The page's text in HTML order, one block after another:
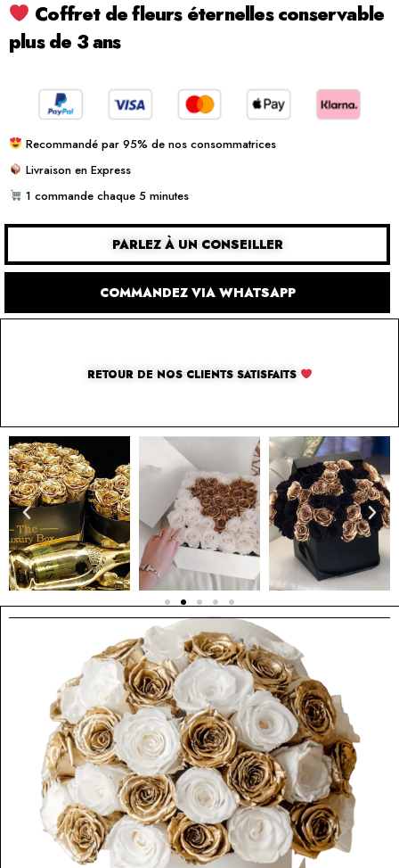
Coffret de fleurs éternelles conservable
plus de 3 ans
Recommandé par 95% de nos consommatrices
Livraison en Express
1 commande chaque 5 minutes
PARLEZ À UN CONSEILLER
COMMANDEZ VIA WHATSAPP
RETOUR DE NOS CLIENTS SATISFAITS